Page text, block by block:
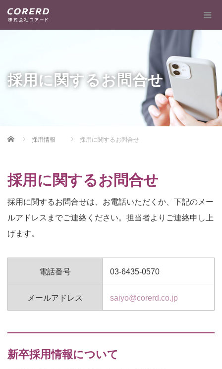
採用に関するお問合せ
Home 採用情報 採用に関するお問合せ
採用に関するお問合せ
採用に関するお問合せは、お電話いただくか、下記のメー
ルアドレスまでご連絡ください。担当者よりご連絡申し上
げます。
電話番号 03-6435-0570
メールアドレス saiyo@corerd.co.jp
新卒採用情報について